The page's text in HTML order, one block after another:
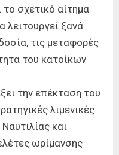
το σχετικό αίτημα
λειτουργεί ξανά
τις μεταφορές
του κατοίκων
την επέκταση του
λιμενικές
και
ωρίμανσης